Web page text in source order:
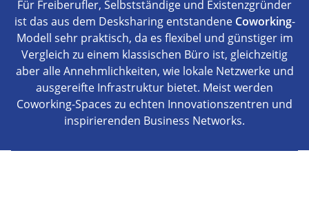
Für Freiberufler, Selbstständige und Existenzgründer
ist das aus dem Desksharing entstandene Coworking-
Modell sehr praktisch, da es flexibel und günstiger im
Vergleich zu einem klassischen Büro ist, gleichzeitig
aber alle Annehmlichkeiten, wie lokale Netzwerke und
ausgereifte Infrastruktur bietet. Meist werden
Coworking-Spaces zu echten Innovationszentren und
inspirierenden Business Networks.